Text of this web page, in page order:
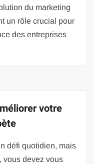
du marketing
un rôle crucial pour
des entreprises
votre
défi quotidien, mais
vous devez vous